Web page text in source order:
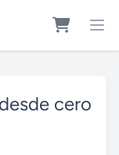
cero